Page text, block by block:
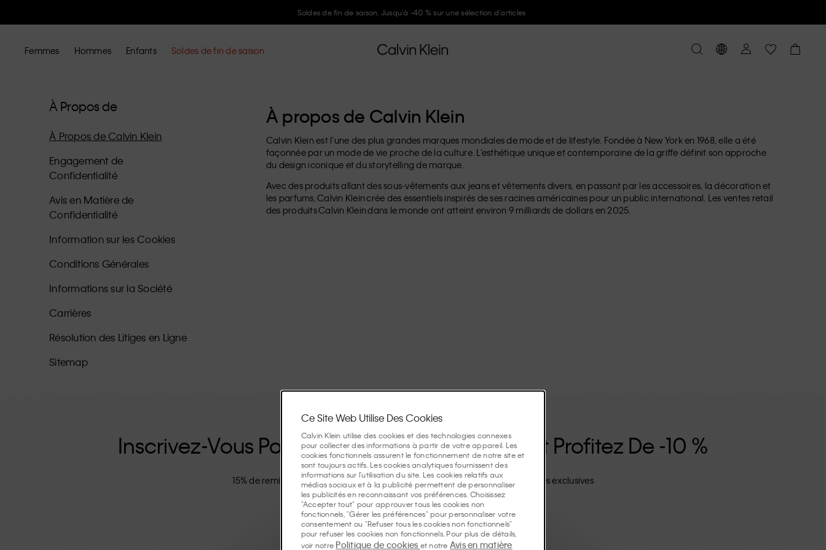
Soldes de fin de saison. Jusqu’à -40 % sur une sélection d’articles
Femmes Hommes Enfants Soldes de fin de saison
À Propos de
À Propos de Calvin Klein
Engagement de
Confidentialité
Avis en Matière de
Confidentialité
Information sur les Cookies
Conditions Générales
Informations sur la Société
Carrières
Résolution des Litiges en Ligne
Sitemap
À propos de Calvin Klein
Calvin Klein est l’une des plus grandes marques mondiales de mode et de lifestyle. Fondée à New York en 1968, elle a été
façonnée par un mode de vie proche de la culture. L’esthétique unique et contemporaine de la griffe définit son approche
du design iconique et du storytelling de marque.
Avec des produits allant des sous-vêtements aux jeans et vêtements divers, en passant par les accessoires, la décoration et
les parfums, Calvin Klein crée des essentiels inspirés de ses racines américaines pour un public international. Les ventes retail
des produits Calvin Klein dans le monde ont atteint environ 9 milliards de dollars en 2025.
Inscrivez-Vous Pour Recevoir Nos Actualités Et Profitez De -10 %
15% de remise le jour de votre anniversaire Accès anticipé aux soldes Remises exclusives
Inscrivez-vous
Ce Site Web Utilise Des Cookies
Calvin Klein utilise des cookies et des technologies connexes
pour collecter des informations à partir de votre appareil. Les
cookies fonctionnels assurent le fonctionnement de notre site et
sont toujours actifs. Les cookies analytiques fournissent des
informations sur l'utilisation du site. Les cookies relatifs aux
médias sociaux et à la publicité permettent de personnaliser
les publicités en reconnaissant vos préférences. Choisissez
"Accepter tout" pour approuver tous les cookies non
fonctionnels, "Gérer les préférences" pour personnaliser votre
consentement ou "Refuser tous les cookies non fonctionnels"
pour refuser les cookies non fonctionnels. Pour plus de détails,
voir notre Politique de cookies et notre Avis en matière